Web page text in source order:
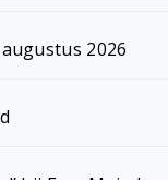
2026